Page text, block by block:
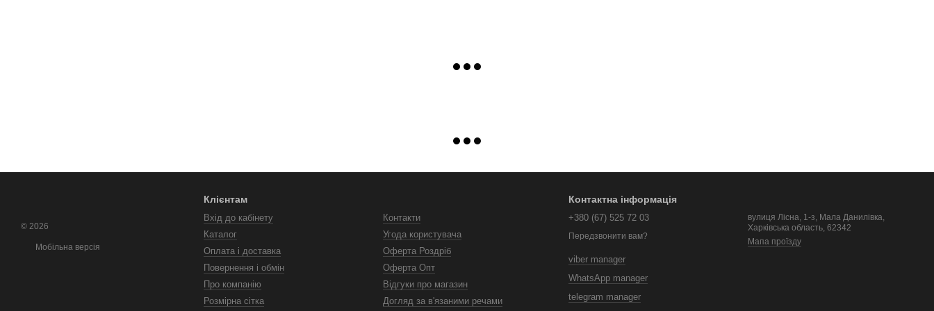
© 2026
Мобільна версія
Клієнтам
Вхід до кабінету
Каталог
Оплата і доставка
Повернення і обмін
Про компанію
Розмірна сітка
Контакти
Угода користувача
Оферта Роздріб
Оферта Опт
Відгуки про магазин
Догляд за в'язаними речами
Контактна інформація
+380 (67) 525 72 03
Передзвонити вам?
viber manager
WhatsApp manager
telegram manager
вулиця Лісна, 1-з, Мала Данилівка,
Харківська область, 62342
Мапа проїзду